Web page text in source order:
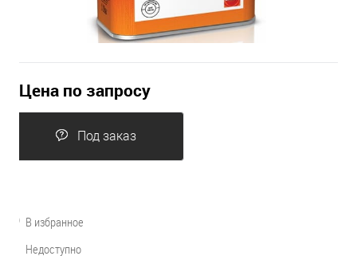
Цена по запросу
Под заказ
В избранное
Недоступно